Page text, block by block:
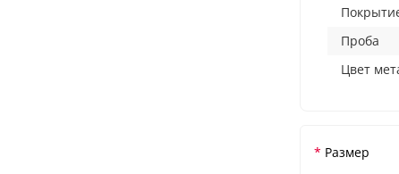
Проба
Цвет
Размер